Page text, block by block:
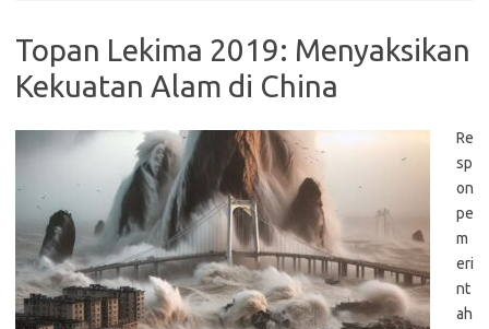
Topan Lekima 2019: Menyaksikan
Kekuatan Alam di China
Re
sp
on
pe
m
eri
nt
ah